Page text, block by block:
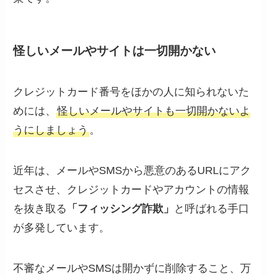
怪しいメールやサイトは一切開かない
クレジットカード番号をほかの人に知られないた
めには、怪しいメールやサイトも一切開かないよ
うにしましょう。
近年は、メールやSMSから悪意のあるURLにアク
セスさせ、クレジットカードやアカウントの情報
を抜き取る 「フィッシング詐欺」
と呼ばれる手口
が多発しています。
不審なメールやSMSは開かずに削除すること、万